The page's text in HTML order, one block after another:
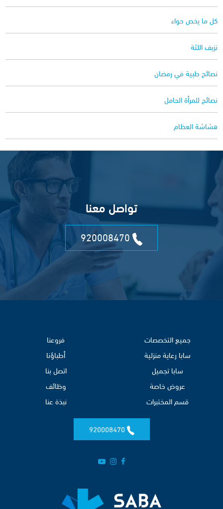
كل ما يخص حواء
نزيف اللثة
نصائح طبية في رمضان
نصائح للمرأة الحامل
هشاشة العظام
تواصل معنا
جميع التخصصات
سابا رعاية منزلية
سابا تجميل
عروض خاصة
قسم المختبرات
فروعنا
أطباؤنا
اتصل بنا
وظائف
نبذة عنا